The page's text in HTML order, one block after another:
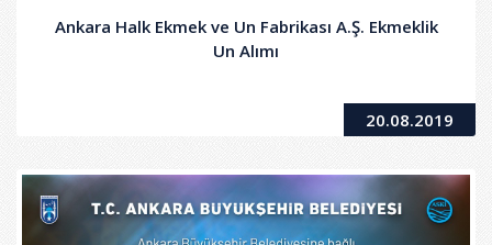
Ankara Halk Ekmek ve Un Fabrikası A.Ş. Ekmeklik
Un Alımı
20.08.2019